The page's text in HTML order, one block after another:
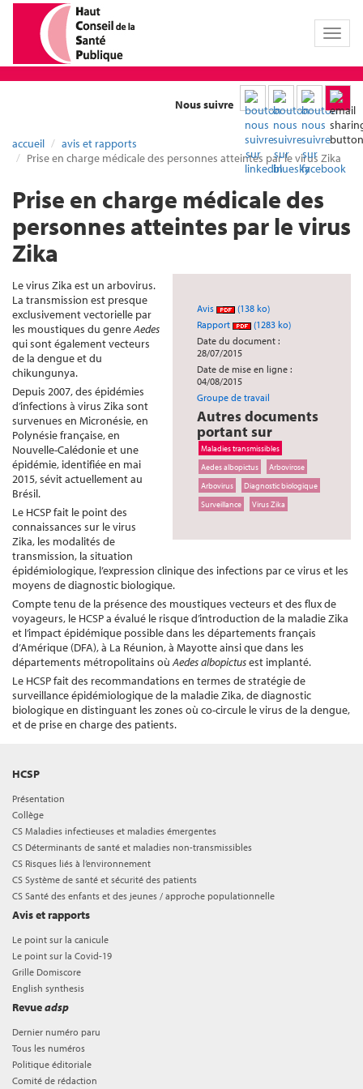
Toggle
Nous suivre
accueil
avis et rapports
Prise en charge médicale des personnes atteintes par le virus Zika
Prise en charge médicale des
personnes atteintes par le virus
Zika
Avis
(138 ko)
Rapport
(1283 ko)
Date du document :
28/07/2015
Date de mise en ligne :
04/08/2015
Groupe de travail
Autres documents
portant sur
Maladies transmissibles
Aedes albopictus
Arbovirose
Arbovirus
Diagnostic biologique
Surveillance
Virus Zika
Le virus Zika est un arbovirus.
La transmission est presque
exclusivement vectorielle par
les moustiques du genreAedes
qui sont également vecteurs
de la dengue et du
chikungunya.
Depuis 2007, des épidémies
d’infections à virus Zika sont
survenues en Micronésie, en
Polynésie française, en
Nouvelle-Calédonie et une
épidémie, identifiée en mai
2015, sévit actuellement au
Brésil.
Le HCSP fait le point des
connaissances sur le virus
Zika, les modalités de
transmission, la situation
épidémiologique, l’expression clinique des infections par ce virus et les
moyens de diagnostic biologique.
Compte tenu de la présence des moustiques vecteurs et des flux de
voyageurs, le HCSP a évalué le risque d’introduction de la maladie Zika
et l’impact épidémique possible dans les départements français
d’Amérique (DFA), à La Réunion, à Mayotte ainsi que dans les
départements métropolitains oùAedes albopictusest implanté.
Le HCSP fait des recommandations en termes de stratégie de
surveillance épidémiologique de la maladie Zika, de diagnostic
biologique en distinguant les zones où co-circule le virus de la dengue,
et de prise en charge des patients.
HCSP
Présentation
Collège
CS Maladies infectieuses et maladies émergentes
CS Déterminants de santé et maladies non-transmissibles
CS Risques liés à l’environnement
CS Système de santé et sécurité des patients
CS Santé des enfants et des jeunes / approche populationnelle
Avis et rapports
Le point sur la canicule
Le point sur la Covid-19
Grille Domiscore
English synthesis
Revueadsp
Dernier numéro paru
Tous les numéros
Politique éditoriale
Comité de rédaction